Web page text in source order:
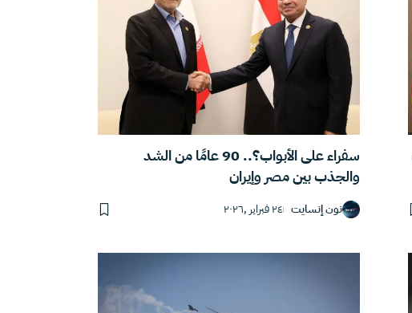
سفراء على الأبواب؟.. 90 عامًا من الشد
والجذب بين مصر وإيران
نون إنسايت ٢٤ فبراير ,٢٠٢٦